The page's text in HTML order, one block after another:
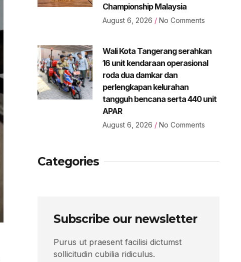
Championship Malaysia
August 6, 2026 No Comments
Wali Kota Tangerang serahkan
16 unit kendaraan operasional
roda dua damkar dan
perlengkapan kelurahan
tangguh bencana serta 440 unit
APAR
August 6, 2026 No Comments
Categories
Subscribe our newsletter
Purus ut praesent facilisi dictumst
sollicitudin cubilia ridiculus.